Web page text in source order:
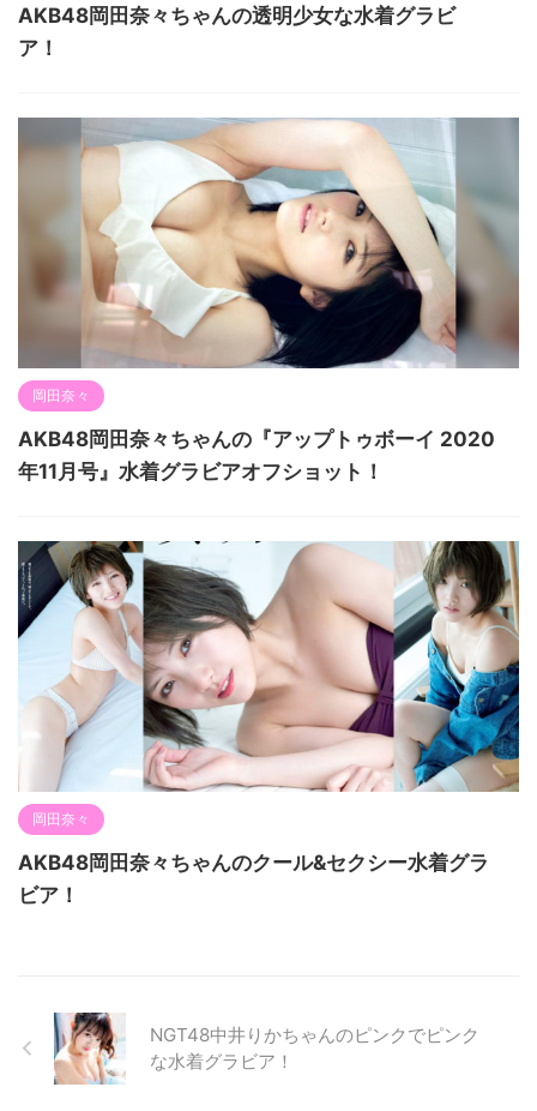
AKB48岡田奈々ちゃんの透明少女な水着グラビ
ア！
岡田奈々
AKB48岡田奈々ちゃんの『アップトゥボーイ 2020
年11月号』水着グラビアオフショット！
岡田奈々
AKB48岡田奈々ちゃんのクール&セクシー水着グラ
ビア！
NGT48中井りかちゃんのピンクでピンク
な水着グラビア！